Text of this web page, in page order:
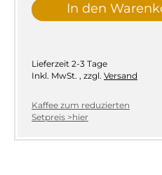
In den
Lieferzeit 2-3 Tage
Inkl. MwSt. , zzgl. Versand
Kaffee zum reduzierten
Setpreis >hier